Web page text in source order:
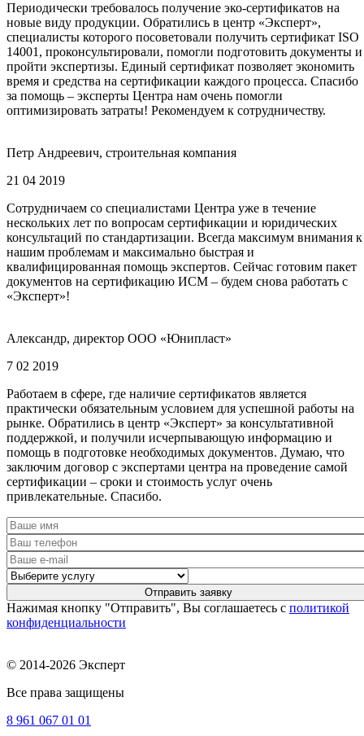
Периодически требовалось получение эко-сертификатов на
новые виду продукции. Обратились в центр «Эксперт»,
специалисты которого посоветовали получить сертификат ISO
14001, проконсультировали, помогли подготовить документы и
пройти экспертизы. Единый сертификат позволяет экономить
время и средства на сертификации каждого процесса. Спасибо
за помощь – эксперты Центра нам очень помогли
оптимизировать затраты! Рекомендуем к сотрудничеству.
Петр Андреевич, строительная компания
21 04 2019
Сотрудничаем со специалистами Центра уже в течение
нескольких лет по вопросам сертификации и юридических
консультаций по стандартизации. Всегда максимум внимания к
нашим проблемам и максимально быстрая и
квалифицированная помощь экспертов. Сейчас готовим пакет
документов на сертификацию ИСМ – будем снова работать с
«Эксперт»!
Александр, директор ООО «Юнипласт»
7 02 2019
Работаем в сфере, где наличие сертификатов является
практически обязательным условием для успешной работы на
рынке. Обратились в центр «Эксперт» за консультативной
поддержкой, и получили исчерпывающую информацию и
помощь в подготовке необходимых документов. Думаю, что
заключим договор с экспертами центра на проведение самой
сертификации – сроки и стоимость услуг очень
привлекательные. Спасибо.
Нажимая кнопку "Отправить", Вы соглашаетесь с политикой
конфиденциальности
© 2014-2026 Эксперт
Все права защищены
8 961 067 01 01